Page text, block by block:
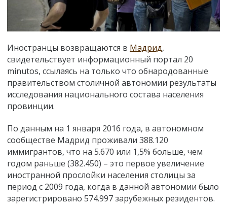
Иностранцы возвращаются в Мадрид,
свидетельствует информационный портал 20
minutos, ссылаясь на только что обнародованные
правительством столичной автономии результаты
исследования национального состава населения
провинции.
По данным на 1 января 2016 года, в автономном
сообществе Мадрид проживали 388.120
иммигрантов, что на 5.670 или 1,5% больше, чем
годом раньше (382.450) – это первое увеличение
иностранной прослойки населения столицы за
период с 2009 года, когда в данной автономии было
зарегистрировано 574.997 зарубежных резидентов.